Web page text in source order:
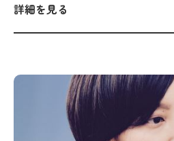
詳細を見る